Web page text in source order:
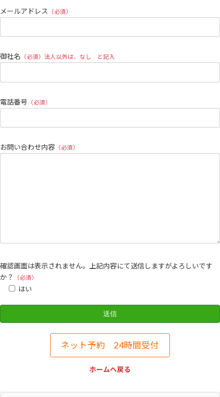
メールアドレス （必須）
御社名 （必須）法人以外は、なし と記入
電話番号 （必須）
お問い合わせ内容 （必須）
確認画面は表示されません。上記内容にて送信しますがよろしいです
か？
（必須）
はい
ネット予約 24時間受付
ホームへ戻る